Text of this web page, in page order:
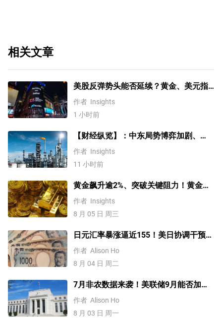
相关文章
美股反弹势头能否延续？黄金、美元指
数、费半指数、纳指100技术分析
作者 Insights
1 小时前
【财经纵览】：中东局势博弈加剧、
WTI原油涨超4%，10年期美债收益率、
美元反弹，道指终结五连涨！
作者 Insights
11 小时前
黄金飙升逾2%、突破关键阻力！黄金、
WTI原油、美元指数、纳指100指数技术
分析
作者 Insights
8 月 05 日 周三
日元汇率暴涨逼近155！美日协调干预后
，未来上涨还是下跌？
作者 Alison Ho
8 月 04 日 周二
7月非农数据来袭！美联储9月能否加
息？黄金、美元行情一触即发
作者 Alison Ho
8 月 03 日 周一